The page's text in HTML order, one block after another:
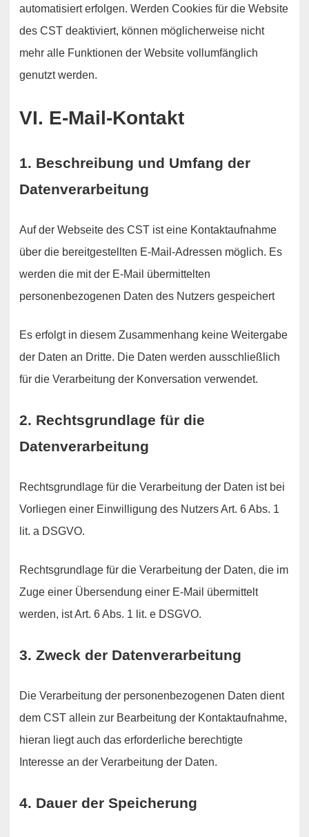
automatisiert erfolgen. Werden Cookies für die Website
des CST deaktiviert, können möglicherweise nicht
mehr alle Funktionen der Website vollumfänglich
genutzt werden.
VI. E-Mail-Kontakt
1. Beschreibung und Umfang der
Datenverarbeitung
Auf der Webseite des CST ist eine Kontaktaufnahme
über die bereitgestellten E-Mail-Adressen möglich. Es
werden die mit der E-Mail übermittelten
personenbezogenen Daten des Nutzers gespeichert
Es erfolgt in diesem Zusammenhang keine Weitergabe
der Daten an Dritte. Die Daten werden ausschließlich
für die Verarbeitung der Konversation verwendet.
2. Rechtsgrundlage für die
Datenverarbeitung
Rechtsgrundlage für die Verarbeitung der Daten ist bei
Vorliegen einer Einwilligung des Nutzers Art. 6 Abs. 1
lit. a DSGVO.
Rechtsgrundlage für die Verarbeitung der Daten, die im
Zuge einer Übersendung einer E-Mail übermittelt
werden, ist Art. 6 Abs. 1 lit. e DSGVO.
3. Zweck der Datenverarbeitung
Die Verarbeitung der personenbezogenen Daten dient
dem CST allein zur Bearbeitung der Kontaktaufnahme,
hieran liegt auch das erforderliche berechtigte
Interesse an der Verarbeitung der Daten.
4. Dauer der Speicherung